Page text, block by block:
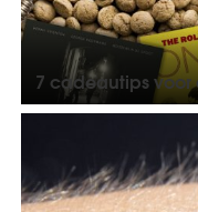
7 cadeautips